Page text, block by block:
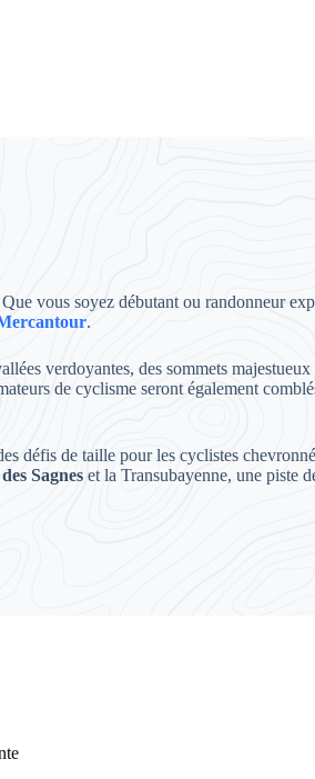
vous soyez débutant ou randonneur
.
verdoyantes, des sommets
de cyclisme seront également
défis de taille pour les cyclistes
Sagneset la Transubayenne, une piste